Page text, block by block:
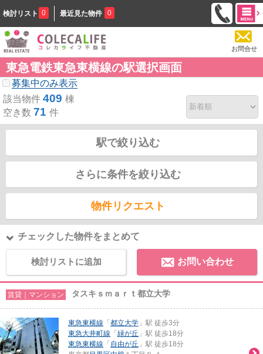
検討リスト 0 最近見た物件 0
お問合せ
東急電鉄東急東横線の駅選択画面
募集中のみ表示
該当物件 409 棟
空き数 71 件
駅で絞り込む
さらに条件を絞り込む
物件リクエスト
チェックした物件をまとめて
検討リストに追加 お問い合わせ
賃貸｜マンション タスキｓｍａｒｔ都立大学
東急東横線 「 都立大学 」駅 徒歩3分
東急大井町線 「 緑が丘 」駅 徒歩18分
東急東横線 「 自由が丘 」駅 徒歩18分